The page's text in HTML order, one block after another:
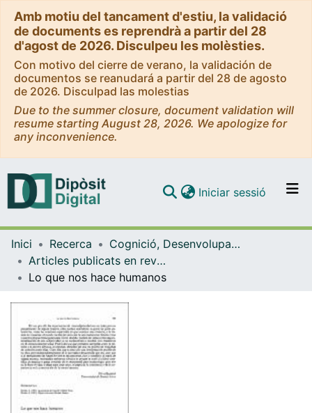
Amb motiu del tancament d'estiu, la validació
de documents es reprendrà a partir del 28
d'agost de 2026. Disculpeu les molèsties.
Con motivo del cierre de verano, la validación de
documentos se reanudará a partir del 28 de agosto
de 2026. Disculpad las molestias
Due to the summer closure, document validation will
resume starting August 28, 2026. We apologize for
any inconvenience.
Navega per tot el DD
Iniciar sessió (current)
Inici Recerca
Cognició, Desenvolupament i Psicologia de l'Educació
Articles publicats en revistes (Cognició, Desenvolupament i Psicologia de l'Educació)
Lo que nos hace humanos